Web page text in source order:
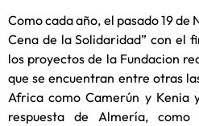
Como cada año, el pasado 19 de
Cena de la Solidaridad” con el
los proyectos de la Fundacion
que se encuentran entre otras
Africa como Camerún y Kenia
respuesta de Almería,